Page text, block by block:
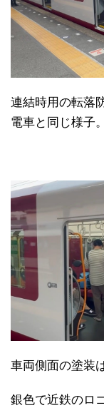
連結時用の転落
電車と同じ様子。
車両側面の塗装
銀色で近鉄のロ